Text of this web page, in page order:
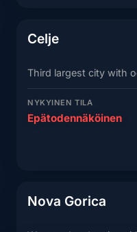
Celje
Third largest city with
NYKYINEN TILA
Epätodennäköinen
Nova Gorica